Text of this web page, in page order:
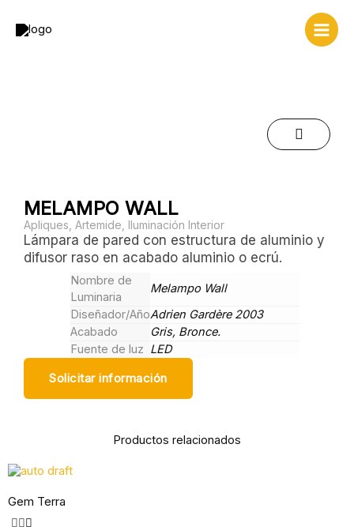
MELAMPO WALL
Apliques Artemide Iluminación Interior
Lámpara de pared con estructura de aluminio y
difusor raso en acabado aluminio o ecrú.
Nombre de
Luminaria
Melampo Wall
Diseñador/AñoAdrien Gardère 2003
Acabado
Gris, Bronce.
Fuente de luz LED
Solicitar información
Productos relacionados
Gem Terra